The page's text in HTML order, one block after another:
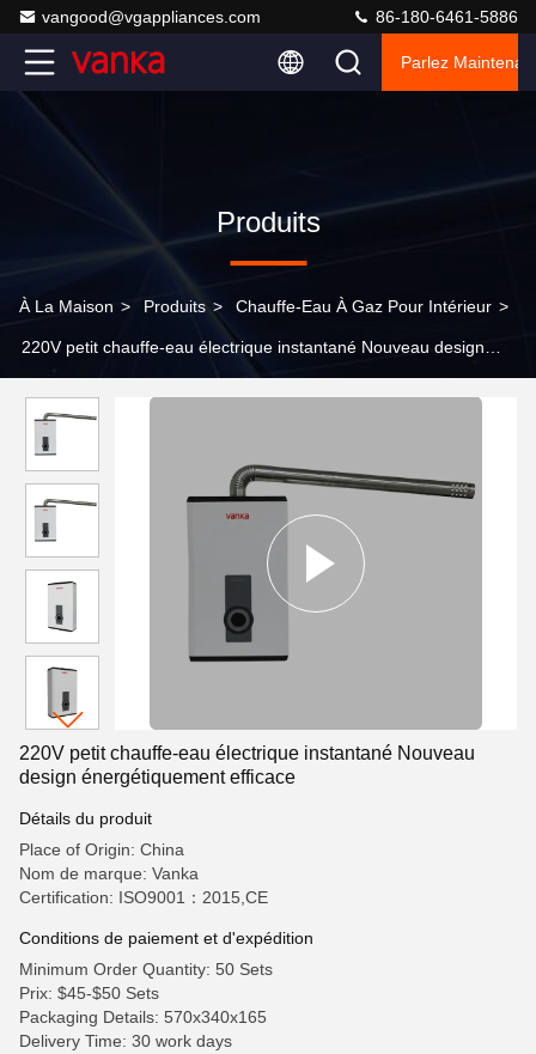
vangood@vgappliances.com 86-180-6461-5886
Parlez
Produits
À La Maison > Produits > Chauffe-Eau À Gaz Pour Intérieur >
220V petit chauffe-eau électrique instantané Nouveau design
220V petit chauffe-eau électrique instantané Nouveau
design énergétiquement efficace
Détails du produit
Place of Origin: China
Nom de marque: Vanka
Certification: ISO9001：2015,CE
Conditions de paiement et d'expédition
Minimum Order Quantity: 50 Sets
Prix: $45-$50 Sets
Packaging Details: 570x340x165
Delivery Time: 30 work days